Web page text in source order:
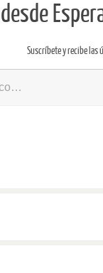
Suscríbete y recibe las